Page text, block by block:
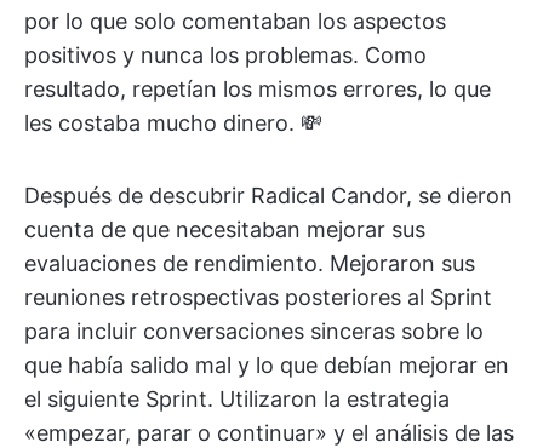
por lo que solo comentaban los aspectos
positivos y nunca los problemas. Como
resultado, repetían los mismos errores, lo que
les costaba mucho dinero. 💸
Después de descubrir Radical Candor, se dieron
cuenta de que necesitaban mejorar sus
evaluaciones de rendimiento. Mejoraron sus
reuniones retrospectivas posteriores al Sprint
para incluir conversaciones sinceras sobre lo
que había salido mal y lo que debían mejorar en
el siguiente Sprint. Utilizaron la estrategia
«empezar, parar o continuar» y el análisis de las